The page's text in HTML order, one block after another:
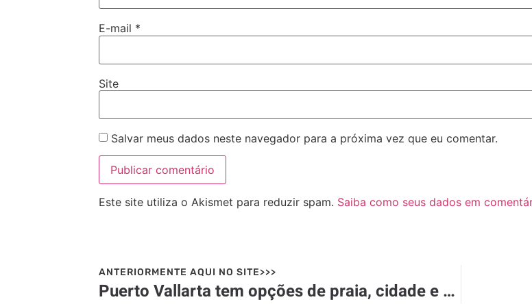
E-mail *
Site
Salvar meus dados neste navegador para a próxima vez que eu comentar.
Este site utiliza o Akismet para reduzir spam. Saiba como seus dados em
ANTERIORMENTE AQUI NO SITE>>>
Puerto Vallarta tem opções de praia, cidade e selva para você conhecer